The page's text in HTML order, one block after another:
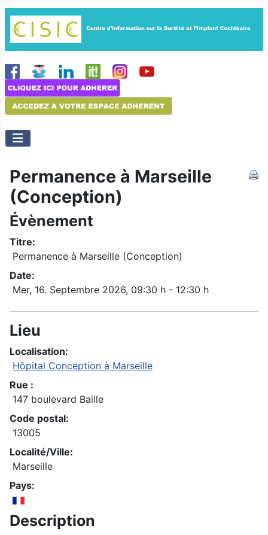
Permanence à Marseille
(Conception)
Évènement
Titre:
Permanence à Marseille (Conception)
Date:
Mer, 16. Septembre 2026, 09:30 h - 12:30 h
Lieu
Localisation:
Hôpital Conception à Marseille
Rue :
147 boulevard Baille
Code postal:
13005
Localité/Ville:
Marseille
Pays:
Description